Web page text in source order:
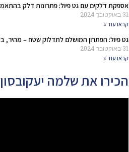
אספקת דלקים עם גט פיול: פתרונות דלק
31 באוקטובר 2024
קראו עוד »
גט פיול: הפתרון המושלם לתדלוק שטח – מהיר,
31 באוקטובר 2024
קראו עוד »
הכירו את שלמה יעקובסון